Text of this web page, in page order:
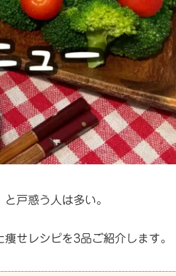
戸惑う人は多い。
せレシピを3品ご紹介します。